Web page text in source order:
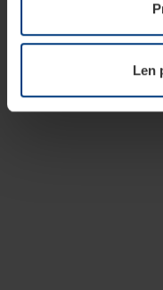
potrebujeme Vaše
kedykoľvek zmeniť
našej webovej stránky.
Len